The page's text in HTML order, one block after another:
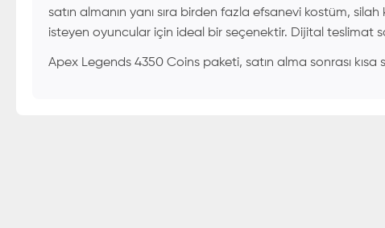
satın almanın yanı sıra birden fazla efsanevi kostüm,
isteyen oyuncular için ideal bir seçenektir. Dijital teslimat
Apex Legends 4350 Coins paketi, satın alma sonrası